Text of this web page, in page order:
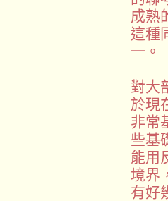
成熟
這種
一。
對大
於現
非常
些基
能用
境界
有好